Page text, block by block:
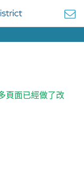
頁面已經做了改